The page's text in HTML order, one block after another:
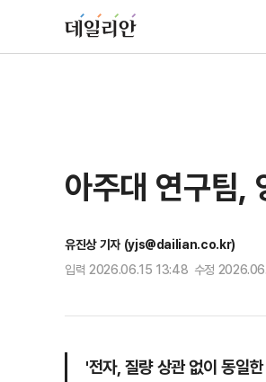
아주대 연구팀,
유진상 기자 (yjs@dailian.co.kr)
입력 2026.06.15 13:48 수정
'전자, 질량 상관 없이 동일